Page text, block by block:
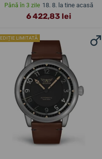
Până în 3 zile 18. 8. la tine acasă
6 422,83 lei
EDIȚIE LIMITATĂ